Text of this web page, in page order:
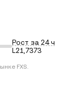
Рост за 24 ч
L21,7373
FXS.